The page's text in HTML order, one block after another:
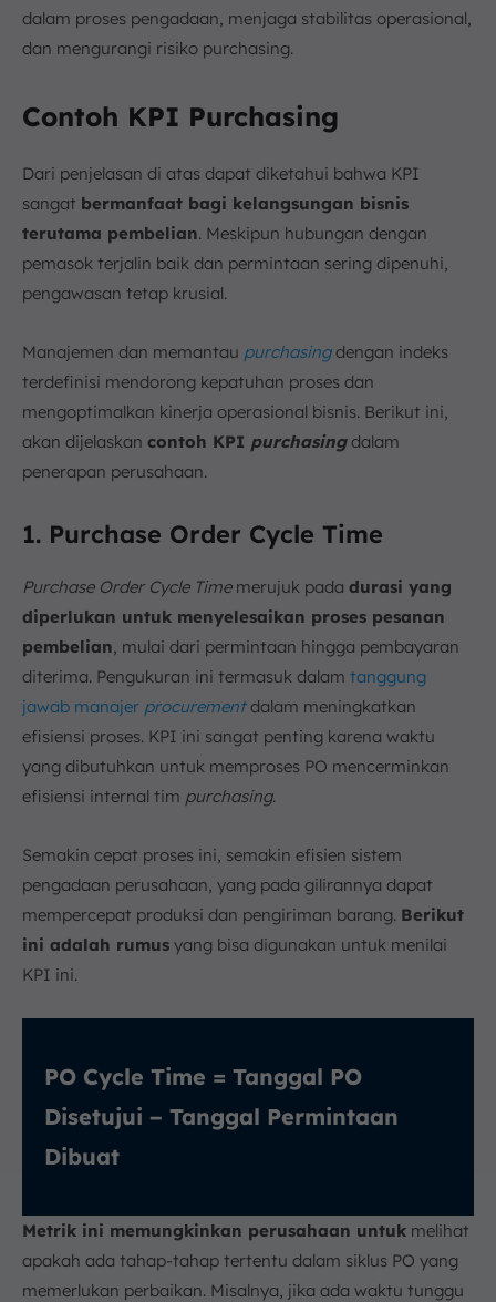
dalam proses pengadaan, menjaga stabilitas operasional,
dan mengurangi risiko purchasing.
Contoh KPI Purchasing
Dari penjelasan di atas dapat diketahui bahwa KPI
sangat bermanfaat bagi kelangsungan bisnis
terutama pembelian. Meskipun hubungan dengan
pemasok terjalin baik dan permintaan sering dipenuhi,
pengawasan tetap krusial.
Manajemen dan memantau purchasing dengan indeks
terdefinisi mendorong kepatuhan proses dan
mengoptimalkan kinerja operasional bisnis. Berikut ini,
akan dijelaskan contoh KPI purchasingdalam
penerapan perusahaan.
1. Purchase Order Cycle Time
Purchase Order Cycle Timemerujuk pada durasi yang
diperlukan untuk menyelesaikan proses pesanan
pembelian , mulai dari permintaan hingga pembayaran
diterima. Pengukuran ini termasuk dalam tanggung
jawab manajer procurementdalam meningkatkan
efisiensi proses. KPI ini sangat penting karena waktu
yang dibutuhkan untuk memproses PO mencerminkan
efisiensi internal tim purchasing.
Semakin cepat proses ini, semakin efisien sistem
pengadaan perusahaan, yang pada gilirannya dapat
mempercepat produksi dan pengiriman barang. Berikut
ini adalah rumus yang bisa digunakan untuk menilai
KPI ini.
PO Cycle Time = Tanggal PO
Disetujui − Tanggal Permintaan
Dibuat
Metrik ini memungkinkan perusahaan untuk melihat
apakah ada tahap-tahap tertentu dalam siklus PO yang
memerlukan perbaikan. Misalnya, jika ada waktu tunggu